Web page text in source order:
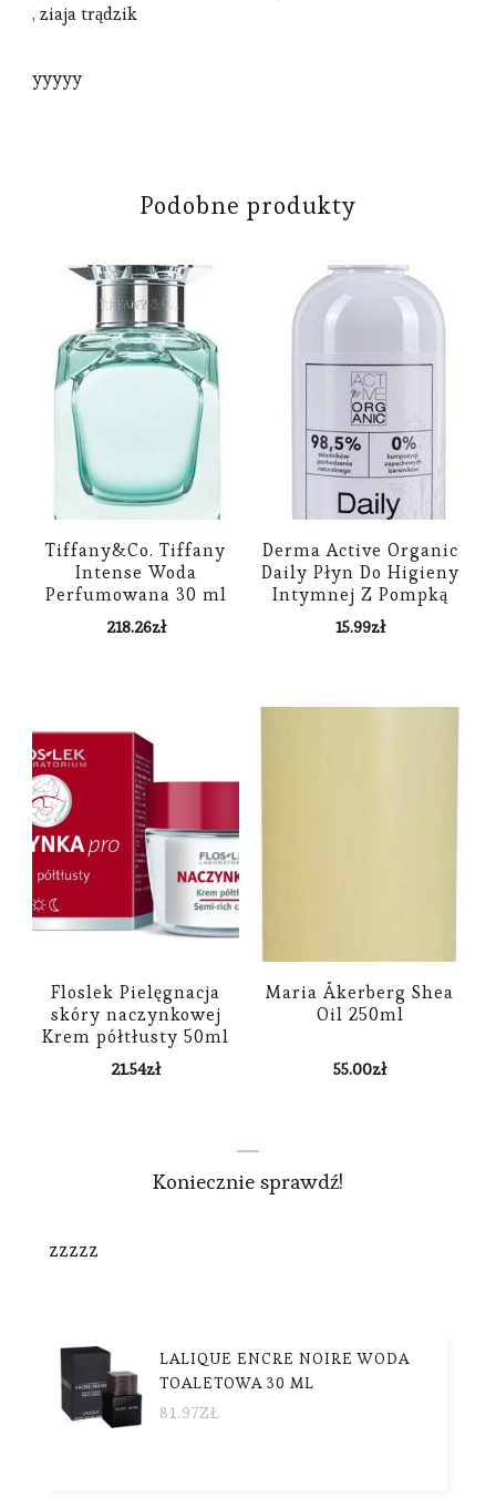
, ziaja trądzik
yyyyy
Podobne produkty
Tiffany&Co. Tiffany
Intense Woda
Perfumowana 30 ml
218.26zł
Derma Active Organic
Daily Płyn Do Higieny
Intymnej Z Pompką
200ml
15.99zł
Floslek Pielęgnacja
skóry naczynkowej
Krem półtłusty 50ml
21.54zł
Maria Åkerberg Shea
Oil 250ml
55.00zł
Koniecznie sprawdź!
zzzzz
LALIQUE ENCRE NOIRE WODA
TOALETOWA 30 ML
81.97ZŁ